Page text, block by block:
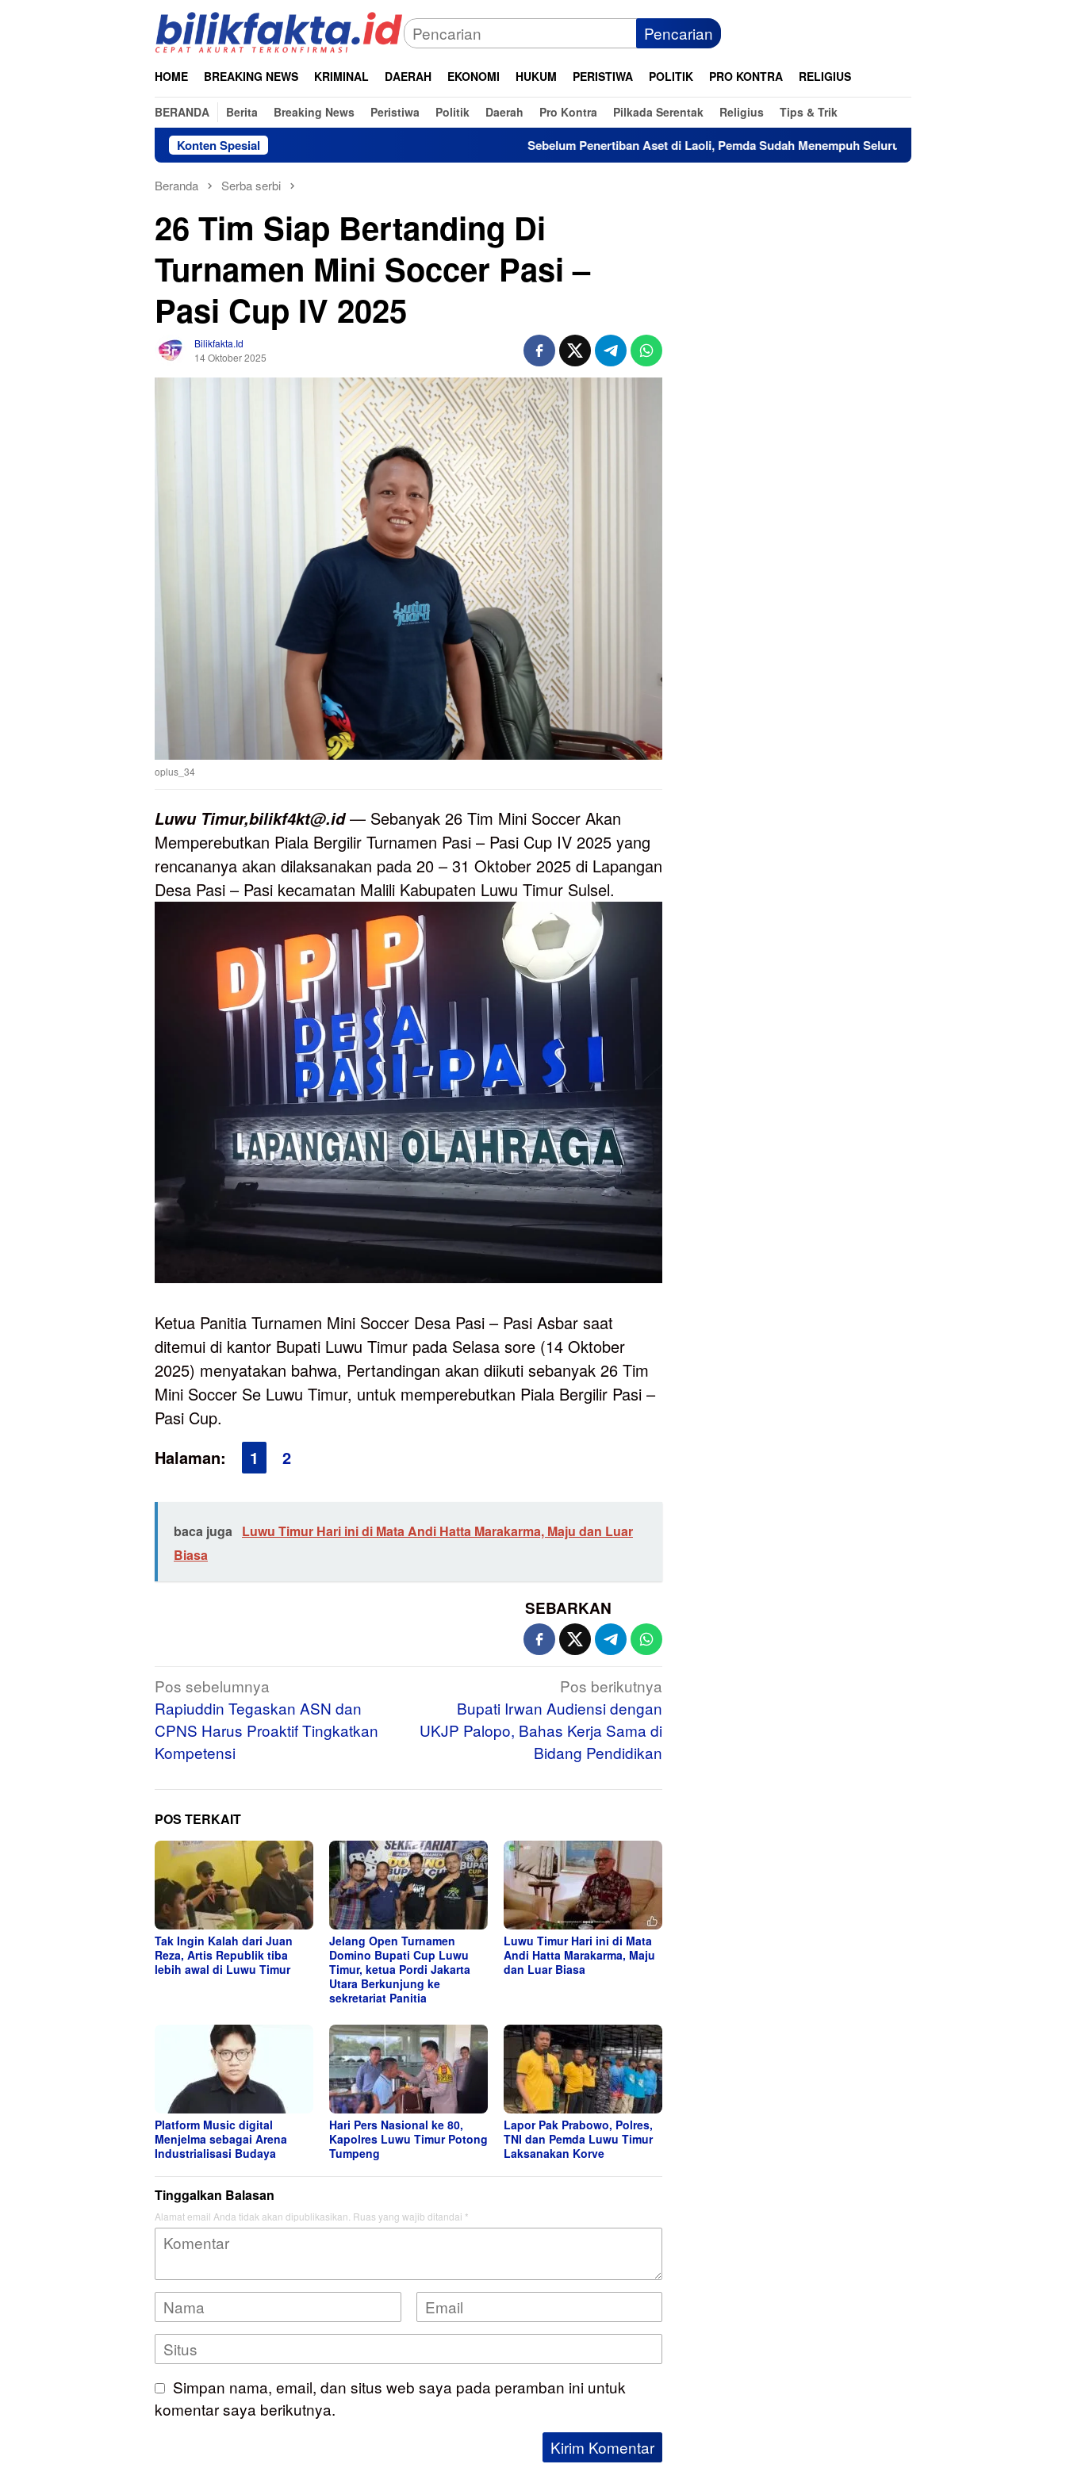
Pencarian
HOME BREAKING NEWS KRIMINAL DAERAH EKONOMI HUKUM PERISTIWA POLITIK PRO KONTRA RELIGIUS
BERANDA Berita Breaking News Peristiwa Politik Daerah Pro Kontra Pilkada Serentak Religius Tips & Trik
Konten Spesial Sebelum Penertiban Aset di Laoli, Pemda Sudah Menempuh Seluruh Tahapan
Beranda Serba serbi
26 Tim Siap Bertanding Di
Turnamen Mini Soccer Pasi –
Pasi Cup IV 2025
Bilikfakta.id
14 Oktober 2025
oplus_34
Luwu Timur,bilikf4kt@.id— Sebanyak 26 Tim Mini Soccer Akan
Memperebutkan Piala Bergilir Turnamen Pasi – Pasi Cup IV 2025 yang
rencananya akan dilaksanakan pada 20 – 31 Oktober 2025 di Lapangan
Desa Pasi – Pasi kecamatan Malili Kabupaten Luwu Timur Sulsel.
Ketua Panitia Turnamen Mini Soccer Desa Pasi – Pasi Asbar saat
ditemui di kantor Bupati Luwu Timur pada Selasa sore (14 Oktober
2025) menyatakan bahwa, Pertandingan akan diikuti sebanyak 26 Tim
Mini Soccer Se Luwu Timur, untuk memperebutkan Piala Bergilir Pasi –
Pasi Cup.
Halaman:
1 2
baca juga Luwu Timur Hari ini di Mata Andi Hatta Marakarma, Maju dan Luar
Biasa
SEBARKAN
Navigasi
pos
Pos sebelumnya
Rapiuddin Tegaskan ASN dan
CPNS Harus Proaktif Tingkatkan
Kompetensi
Pos berikutnya
Bupati Irwan Audiensi dengan
UKJP Palopo, Bahas Kerja Sama di
Bidang Pendidikan
POS TERKAIT
Tak Ingin Kalah dari Juan
Reza, Artis Republik tiba
lebih awal di Luwu Timur
Jelang Open Turnamen
Domino Bupati Cup Luwu
Timur, ketua Pordi Jakarta
Utara Berkunjung ke
sekretariat Panitia
Luwu Timur Hari ini di Mata
Andi Hatta Marakarma, Maju
dan Luar Biasa
Platform Music digital
Menjelma sebagai Arena
Industrialisasi Budaya
Hari Pers Nasional ke 80,
Kapolres Luwu Timur Potong
Tumpeng
Lapor Pak Prabowo, Polres,
TNI dan Pemda Luwu Timur
Laksanakan Korve
Tinggalkan Balasan
Alamat email Anda tidak akan dipublikasikan. Ruas yang wajib ditandai *
Simpan nama, email, dan situs web saya pada peramban ini untuk
komentar saya berikutnya.